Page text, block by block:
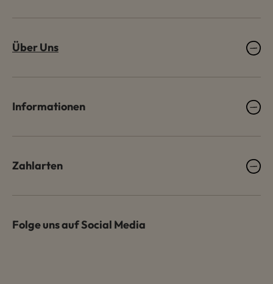
Über Uns
Informationen
Zahlarten
Folge uns auf Social Media